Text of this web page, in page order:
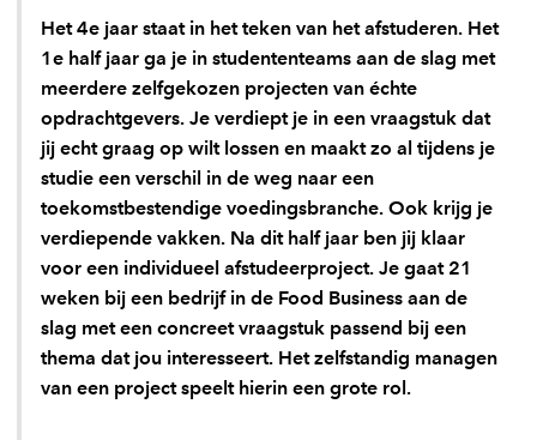
Het 4e jaar staat in het teken van het afstuderen. Het
1e half jaar ga je in studententeams aan de slag met
meerdere zelfgekozen projecten van échte
opdrachtgevers. Je verdiept je in een vraagstuk dat
jij echt graag op wilt lossen en maakt zo al tijdens je
studie een verschil in de weg naar een
toekomstbestendige voedingsbranche. Ook krijg je
verdiepende vakken. Na dit half jaar ben jij klaar
voor een individueel afstudeerproject. Je gaat 21
weken bij een bedrijf in de Food Business aan de
slag met een concreet vraagstuk passend bij een
thema dat jou interesseert. Het zelfstandig managen
van een project speelt hierin een grote rol.